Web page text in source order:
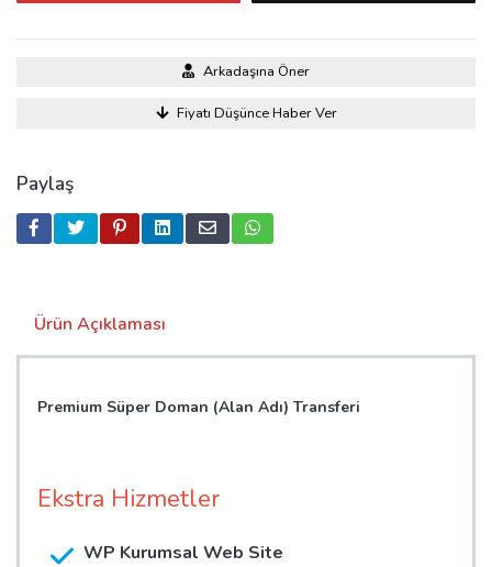
Arkadaşına Öner
Fiyatı Düşünce Haber Ver
Paylaş
Ürün Açıklaması
Premium Süper Doman (Alan Adı) Transferi
Ekstra Hizmetler
WP Kurumsal Web Site